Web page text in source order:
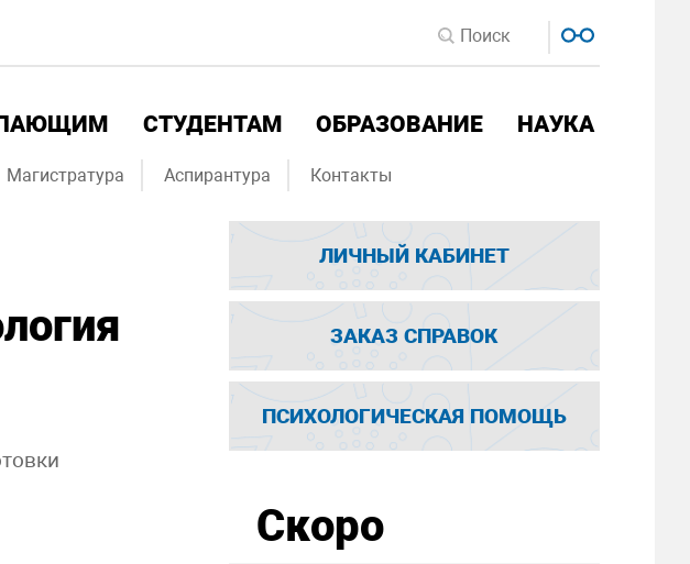
СТУДЕНТАМ ОБРАЗОВАНИЕ НАУКА
Магистратура Аспирантура Контакты
ЛИЧНЫЙ КАБИНЕТ
ЗАКАЗ СПРАВОК
ПСИХОЛОГИЧЕСКАЯ ПОМОЩЬ
Скоро